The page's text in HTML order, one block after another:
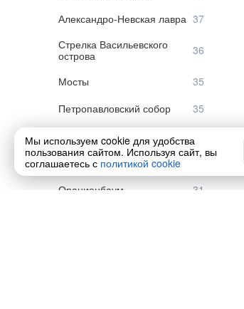
Александро-Невская лавра
Стрелка Васильевского
острова
Мосты
Петропавловский собор
Крепость Орешек
Форты Кронштадта
Ораниенбаум
Мы используем cookie для удобства
пользования сайтом. Используя сайт, вы
соглашаетесь с политикой cookie